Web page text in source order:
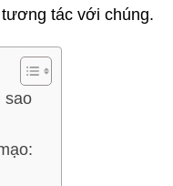
tác với chúng.
sao